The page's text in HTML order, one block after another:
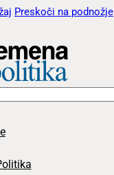
Preskoči na podnožje